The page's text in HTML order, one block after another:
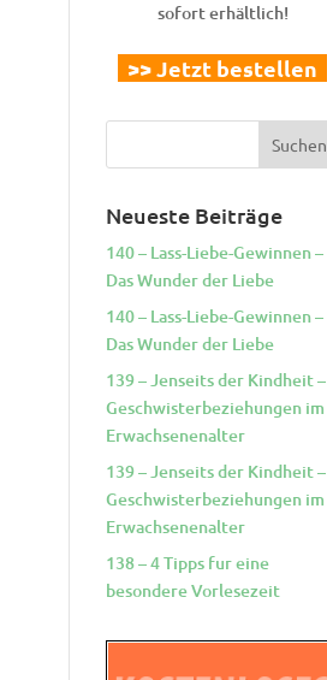
sofort erhältlich!
>> Jetzt bestellen
Neueste Beiträge
140 – Lass-Liebe-Gewinnen –
Das Wunder der Liebe
140 – Lass-Liebe-Gewinnen –
Das Wunder der Liebe
139 – Jenseits der Kindheit –
Geschwisterbeziehungen im
Erwachsenenalter
139 – Jenseits der Kindheit –
Geschwisterbeziehungen im
Erwachsenenalter
138 – 4 Tipps fur eine
besondere Vorlesezeit